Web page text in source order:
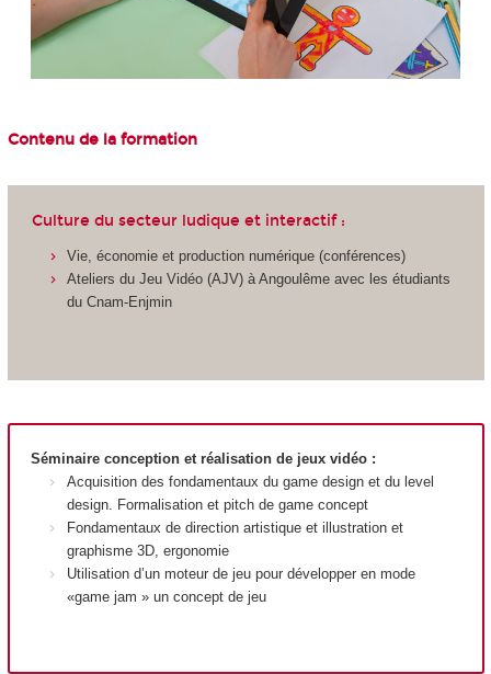
Contenu de la formation
Culture du secteur ludique et interactif :
Vie, économie et production numérique (conférences)
Ateliers du Jeu Vidéo (AJV) à Angoulême avec les étudiants
du Cnam-Enjmin
Séminaire conception et réalisation de jeux vidéo :
Acquisition des fondamentaux du game design et du level
design. Formalisation et pitch de game concept
Fondamentaux de direction artistique et illustration et
graphisme 3D, ergonomie
Utilisation d’un moteur de jeu pour développer en mode
«game jam » un concept de jeu